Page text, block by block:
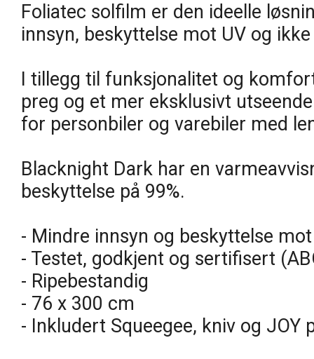
Foliatec solfilm er den ideelle
innsyn, beskyttelse mot UV og
I tillegg til funksjonalitet og
preg og et mer eksklusivt
for personbiler og varebiler med
Blacknight Dark har en
beskyttelse på 99%.
- Mindre innsyn og beskyttelse
- Testet, godkjent og sertifisert
- Ripebestandig
- 76 x 300 cm
- Inkludert Squeegee, kniv og JOY